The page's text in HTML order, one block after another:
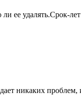
ее удалять.Срок-
никаких